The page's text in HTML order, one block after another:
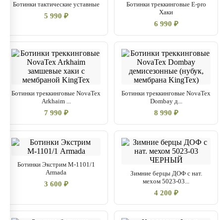
Ботинки тактические уставные
5 990 ₽
Ботинки треккинговые E-pro
Хаки
6 990 ₽
Ботинки треккинговые NovaTex
Arkhaim ...
7 990 ₽
Ботинки треккинговые NovaTex
Dombay д...
8 990 ₽
Ботинки Экстрим М-1101/1
Armada
3 600 ₽
Зимние берцы ДОФ с нат.
мехом 5023-03...
4 200 ₽